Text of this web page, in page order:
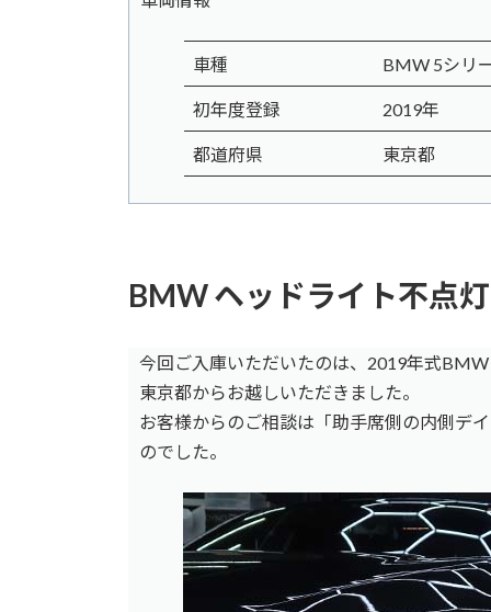
車種 BMW 5シリ
初年度登録 2019年
都道府県 東京都
BMW ヘッドライト不点
今回ご入庫いただいたのは、2019年式
東京都からお越しいただきました。
お客様からのご相談は「助手席側の内側デ
のでした。